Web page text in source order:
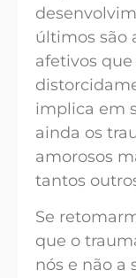
últimos são
afetivos
implica em
ainda os
amorosos
tantos
Se
que o
nós e não a